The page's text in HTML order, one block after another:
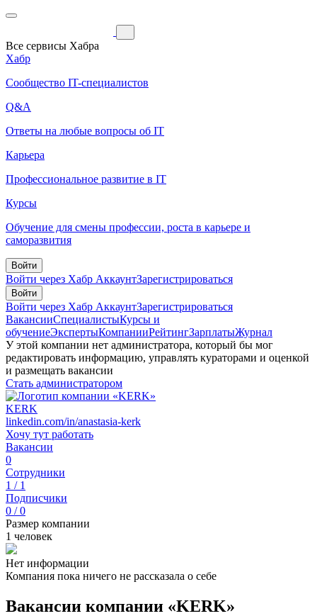
Все сервисы Хабра
Хабр
Сообщество IT-специалистов
Q&A
Ответы на любые вопросы об IT
Карьера
Профессиональное развитие в IT
Курсы
Обучение для смены профессии, роста в карьере и
саморазвития
Войти
Войти через Хабр АккаунтЗарегистрироваться
Войти
Войти через Хабр АккаунтЗарегистрироваться
ВакансииСпециалистыКурсы и
обучениеЭкспертыКомпанииРейтингЗарплатыЖурнал
У этой компании нет администратора, который бы мог
редактировать информацию, управлять кураторами и оценкой
и размещать вакансии
Стать администратором
KERK
linkedin.com/in/anastasia-kerk
Хочу тут работать
Вакансии
0
Сотрудники
1 / 1
Подписчики
0 / 0
Размер компании
1 человек
Нет информации
Компания пока ничего не рассказала о себе
Вакансии компании «KERK»